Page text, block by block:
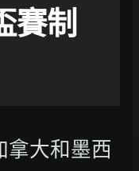
賽制
拿大和墨西